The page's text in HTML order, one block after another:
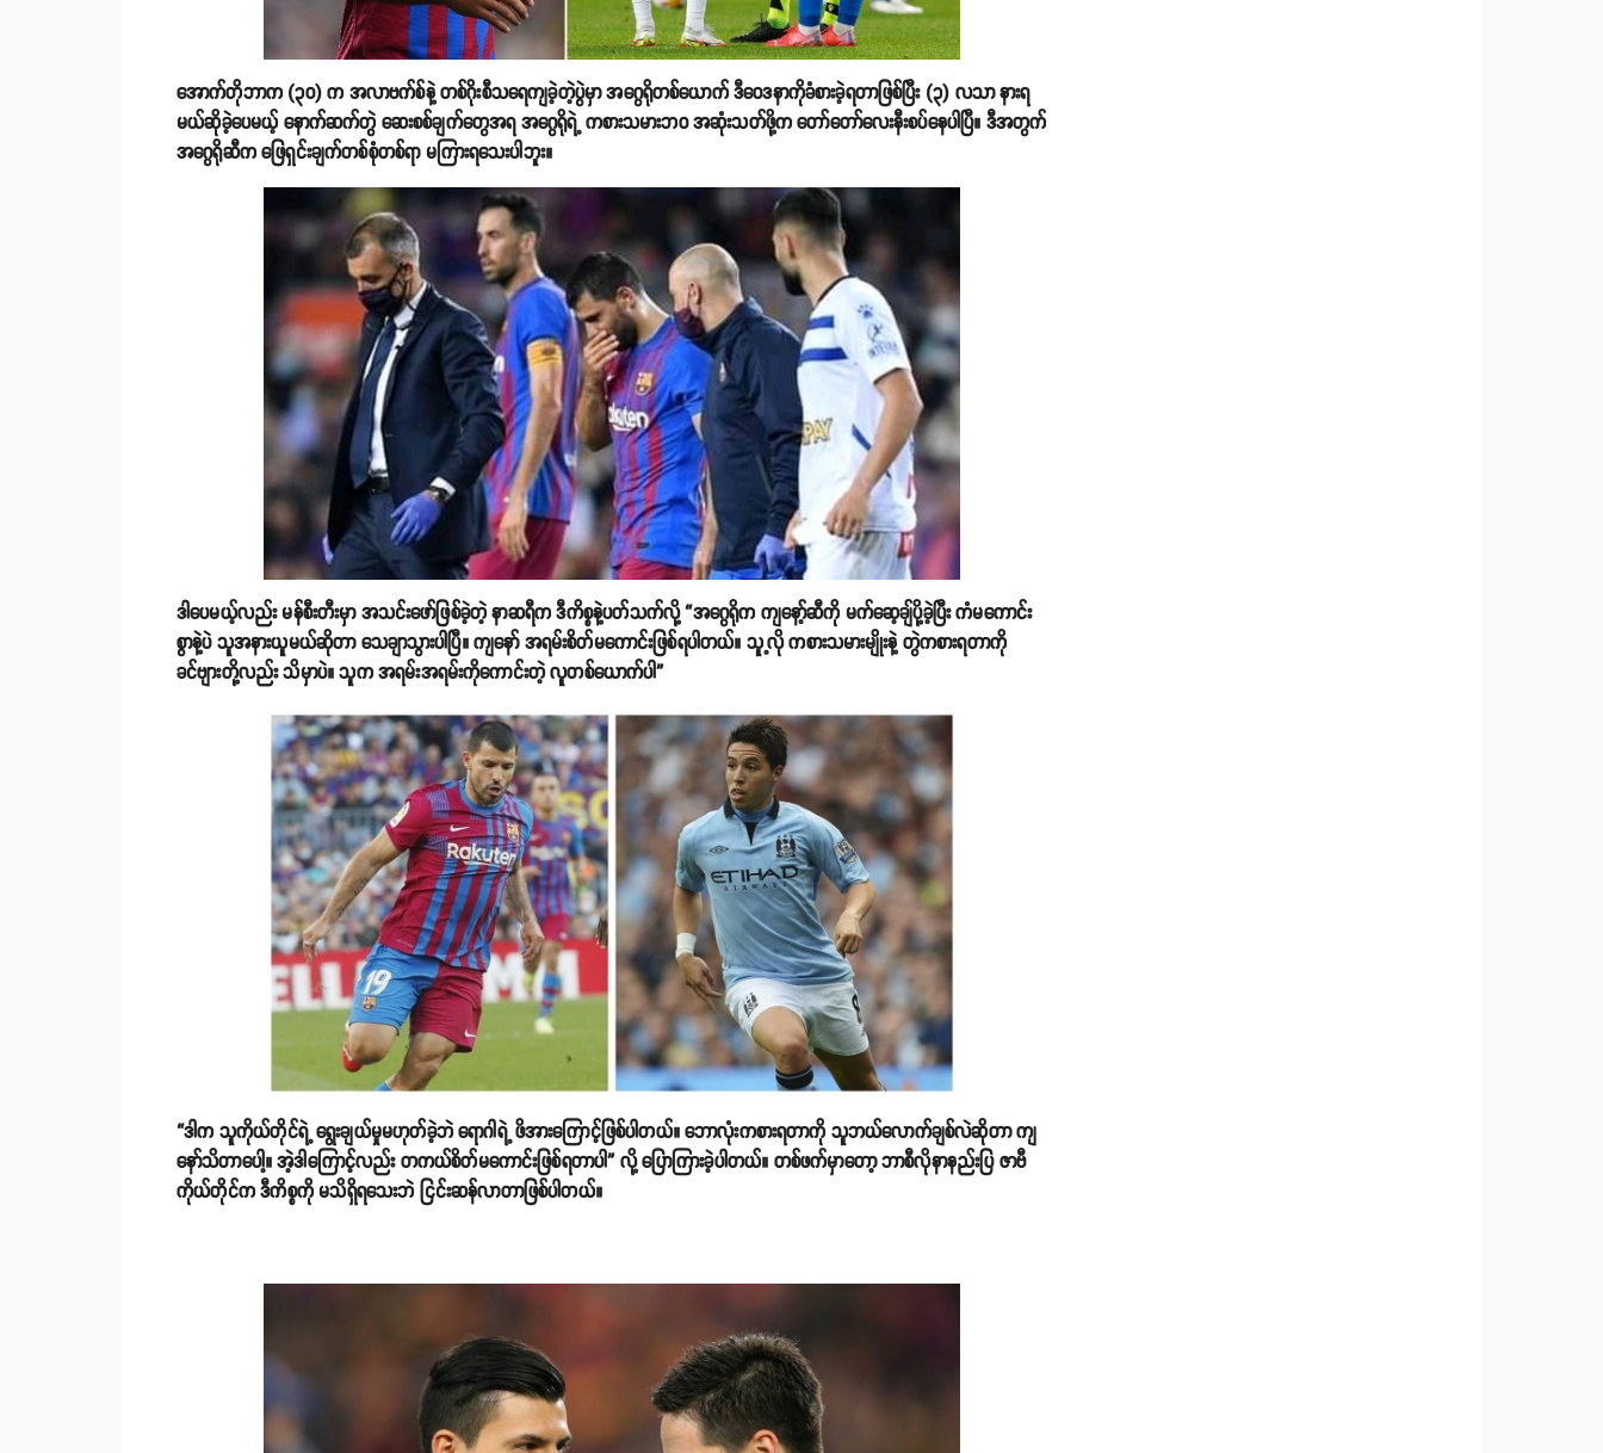
အောက်တိုဘာက (၃၀) က အလာဗက်စ်နဲ့ တစ်ဂိုးစီသရေကျခဲ့တဲ့ပွဲမှာ အဂွေရိုတစ်ယောက် ဒီဝေဒနာကိုခံစားခဲ့ရတာဖြစ်ပြီး (၃) လသာ နားရ
မယ်ဆိုခဲ့ပေမယ့် နောက်ဆက်တွဲ ဆေးစစ်ချက်တွေအရ အဂွေရိုရဲ့ ကစားသမားဘဝ အဆုံးသတ်ဖို့က တော်တော်လေးနီးစပ်နေပါပြီ။ ဒီအတွက်
အဂွေရိုဆီက ဖြေရှင်းချက်တစ်စုံတစ်ရာ မကြားရသေးပါဘူး။
ဒါပေမယ့်လည်း မန်စီးတီးမှာ အသင်းဖော်ဖြစ်ခဲ့တဲ့ နာဆရီက ဒီကိစ္စနဲ့ပတ်သက်လို့ “အဂွေရိုက ကျနော့်ဆီကို မက်ဆေ့ချ်ပို့ခဲ့ပြီး ကံမကောင်း
စွာနဲ့ပဲ သူအနားယူမယ်ဆိုတာ သေချာသွားပါပြီ။ ကျနော် အရမ်းစိတ်မကောင်းဖြစ်ရပါတယ်။ သူ့လို ကစားသမားမျိုးနဲ့ တွဲကစားရတာကို
ခင်ဗျားတို့လည်း သိမှာပဲ။ သူက အရမ်းအရမ်းကိုကောင်းတဲ့ လူတစ်ယောက်ပါ”
“ဒါက သူကိုယ်တိုင်ရဲ့ ရွေးချယ်မှုမဟုတ်ခဲ့ဘဲ ရောဂါရဲ့ ဖိအားကြောင့်ဖြစ်ပါတယ်။ ဘောလုံးကစားရတာကို သူဘယ်လောက်ချစ်လဲဆိုတာ ကျ
နော်သိတာပေါ့။ အဲ့ဒါကြောင့်လည်း တကယ်စိတ်မကောင်းဖြစ်ရတာပါ” လို့ ပြောကြားခဲ့ပါတယ်။ တစ်ဖက်မှာတော့ ဘာစီလိုနာနည်းပြ ဇာဗီ
ကိုယ်တိုင်က ဒီကိစ္စကို မသိရှိရသေးဘဲ ငြင်းဆန်လာတာဖြစ်ပါတယ်။